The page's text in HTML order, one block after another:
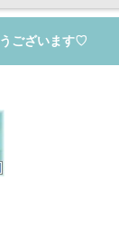
ございます♡